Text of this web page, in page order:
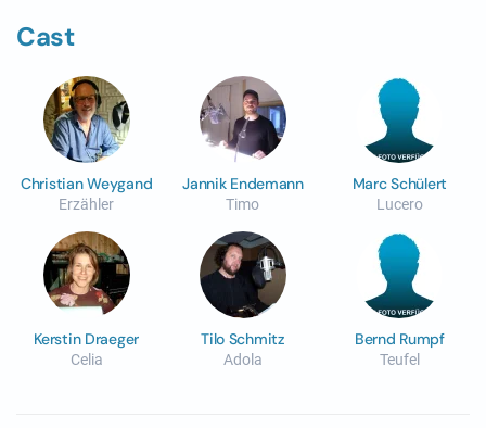
Cast
Christian Weygand
Erzähler
Jannik Endemann
Timo
Marc Schülert
Lucero
Kerstin Draeger
Celia
Tilo Schmitz
Adola
Bernd Rumpf
Teufel